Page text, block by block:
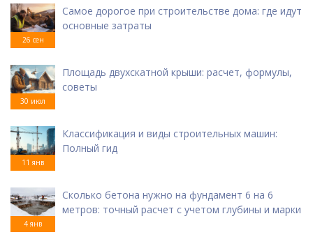
26 сен
Самое дорогое при строительстве дома: где идут
основные затраты
30 июл
Площадь двухскатной крыши: расчет, формулы,
советы
11 янв
Классификация и виды строительных машин:
Полный гид
4 янв
Сколько бетона нужно на фундамент 6 на 6
метров: точный расчет с учетом глубины и марки